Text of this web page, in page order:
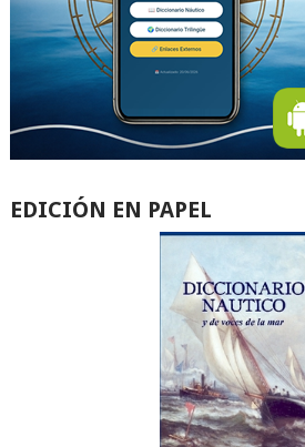
EDICIÓN EN PAPEL